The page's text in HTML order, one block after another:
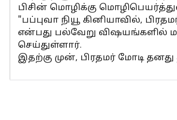
பிசின் மொழிக்கு
"பப்புவா நியூ கினியாவில்,
என்பது பல்வேறு விஷயங்களில்
செய்துள்ளார்.
இதற்கு முன், பிரதமர் மோடி தனது